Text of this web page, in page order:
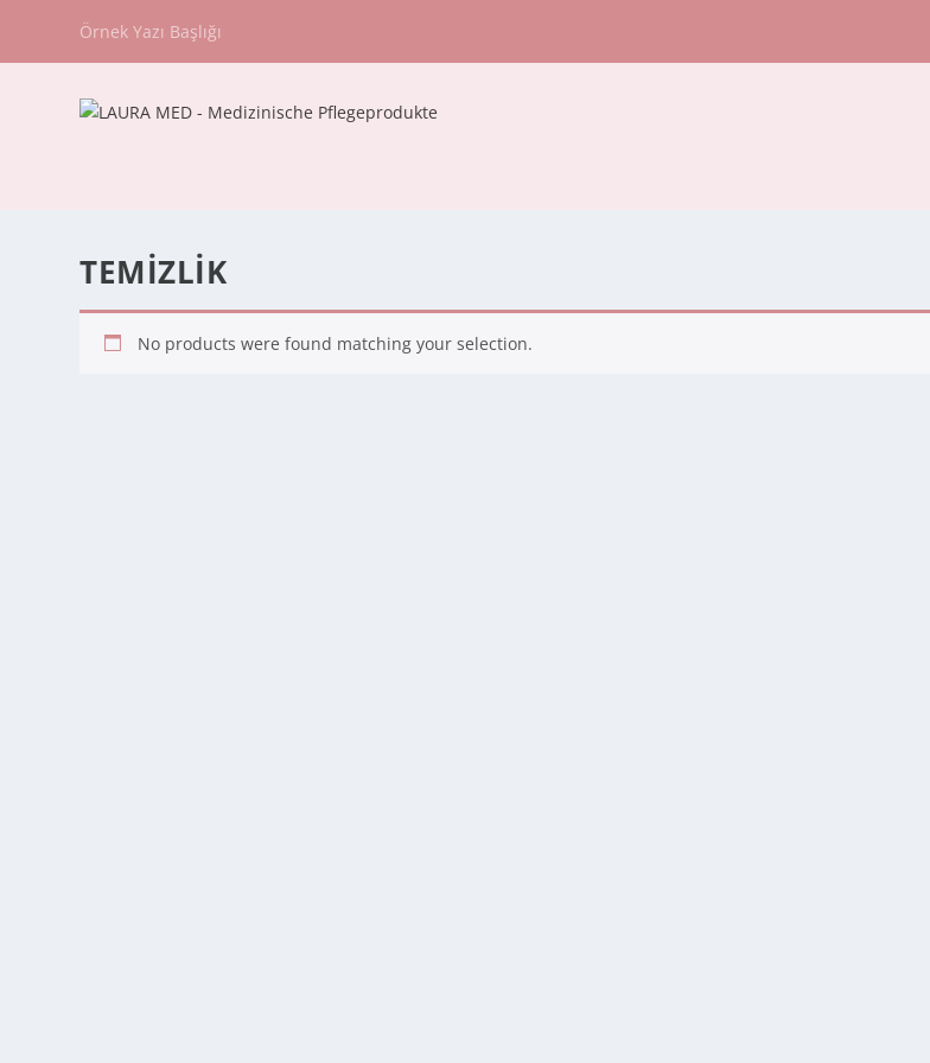
Örnek Yazı Başlığı
TEMİZLİK
No products were found matching your selection.